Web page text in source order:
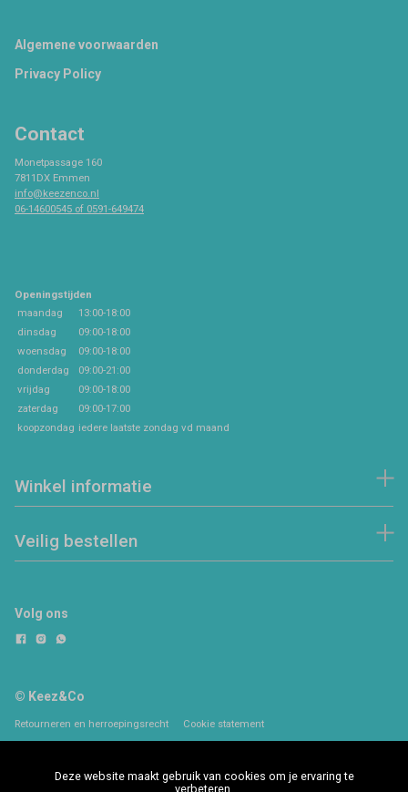
Footer
Algemene voorwaarden
Privacy Policy
Contact
Monetpassage 160
7811DX Emmen
info@keezenco.nl
06-14600545 of 0591-649474
Openingstijden
maandag
13:00-18:00
dinsdag
09:00-18:00
woensdag
09:00-18:00
donderdag
09:00-21:00
vrijdag
09:00-18:00
zaterdag
09:00-17:00
koopzondag iedere laatste zondag vd maand
Winkel informatie
Veilig bestellen
Volg ons
© Keez&Co
Retourneren en herroepingsrecht Cookie statement
Deze website maakt gebruik van cookies om je ervaring te
verbeteren.